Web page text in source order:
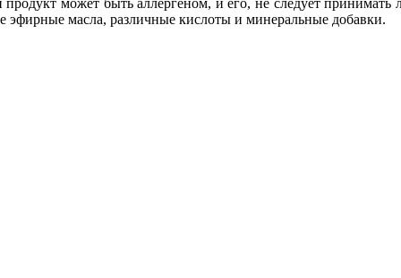
эфирные масла, различные кислоты и минеральные добавки.